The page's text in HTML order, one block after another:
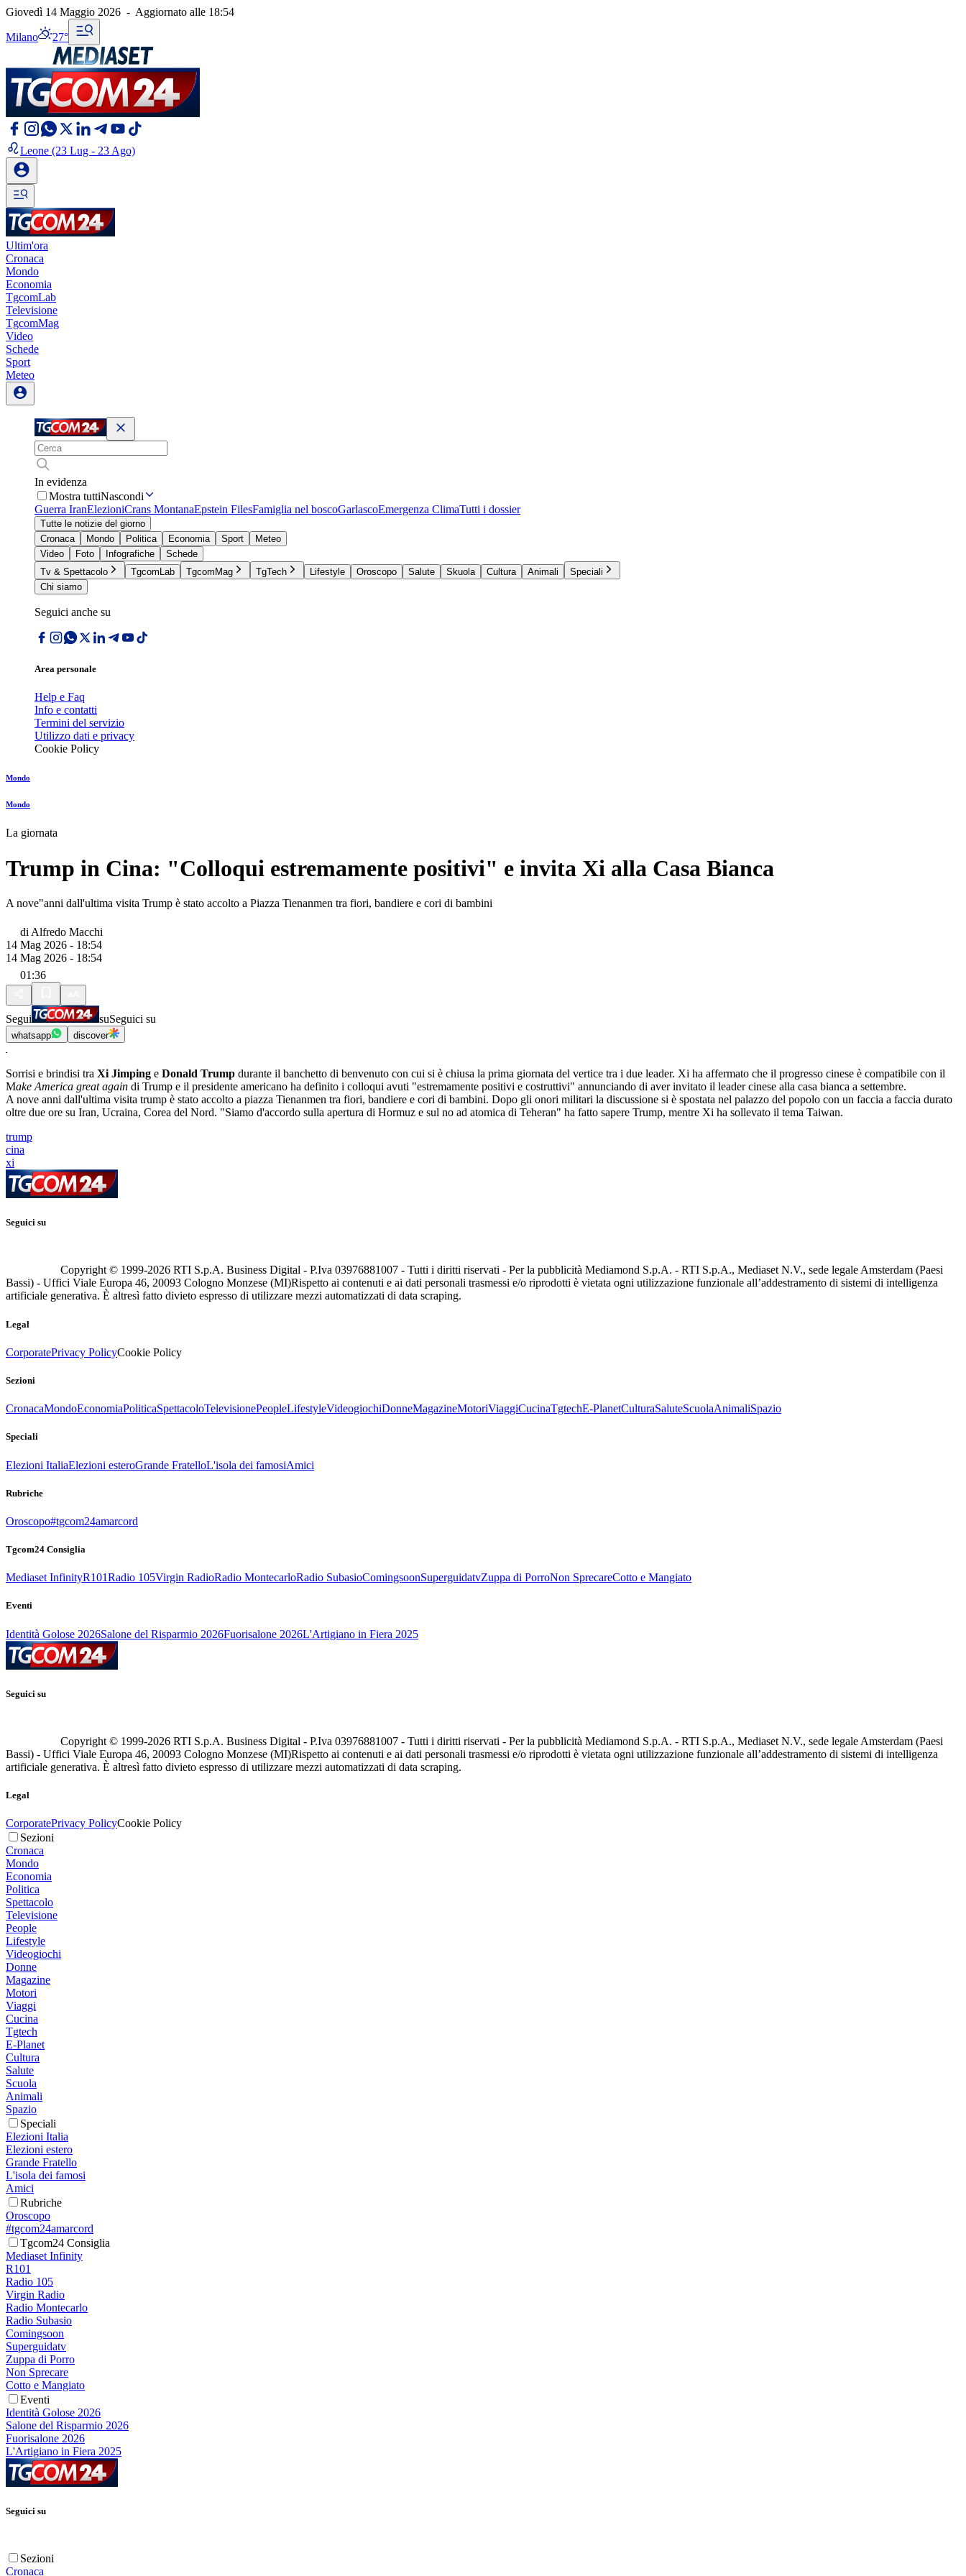
Giovedì 14 Maggio 2026 - Aggiornato alle 18:54
Milano 27°
Leone (23 Lug - 23 Ago)
Ultim'ora
Cronaca
Mondo
Economia
TgcomLab
Televisione
TgcomMag
Video
Schede
Sport
Meteo
In evidenza
Mostra tuttiNascondi
Guerra IranElezioniCrans MontanaEpstein FilesFamiglia nel boscoGarlascoEmergenza ClimaTutti i dossier
Tutte le notizie del giorno
Cronaca
Mondo Politica Economia Sport
Meteo
Video
Foto Infografiche
Schede
Tv & Spettacolo
TgcomLab TgcomMag TgTech Lifestyle Oroscopo Salute Skuola Cultura Animali
Speciali
Chi siamo
Seguici anche su
Area personale
Help e Faq
Info e contatti
Termini del servizio
Utilizzo dati e privacy
Cookie Policy
Mondo
Mondo
La giornata
Trump in Cina: "Colloqui estremamente positivi" e invita Xi alla Casa Bianca
A nove"anni dall'ultima visita Trump è stato accolto a Piazza Tienanmen tra fiori, bandiere e cori di bambini
di Alfredo Macchi
14 Mag 2026 - 18:54
14 Mag 2026 - 18:54
01:36
Segui suSeguici su
whatsapp discover
Sorrisi e brindisi tra Xi Jimping e Donald Trump durante il banchetto di benvenuto con cui si è chiusa la prima giornata del vertice tra i due leader. Xi ha affermato che il progresso cinese è compatibile con il
Make America great again di Trump e il presidente americano ha definito i colloqui avuti "estremamente positivi e costruttivi" annunciando di aver invitato il leader cinese alla casa bianca a settembre.
A nove anni dall'ultima visita trump è stato accolto a piazza Tienanmen tra fiori, bandiere e cori di bambini. Dopo gli onori militari la discussione si è spostata nel palazzo del popolo con un faccia a faccia durato
oltre due ore su Iran, Ucraina, Corea del Nord. "Siamo d'accordo sulla apertura di Hormuz e sul no ad atomica di Teheran" ha fatto sapere Trump, mentre Xi ha sollevato il tema Taiwan.
trump
cina
xi
Seguici su
Copyright © 1999-2026 RTI S.p.A. Business Digital - P.Iva 03976881007 - Tutti i diritti riservati - Per la pubblicità Mediamond S.p.A. - RTI S.p.A., Mediaset N.V., sede legale Amsterdam (Paesi
Bassi) - Uffici Viale Europa 46, 20093 Cologno Monzese (MI)Rispetto ai contenuti e ai dati personali trasmessi e/o riprodotti è vietata ogni utilizzazione funzionale all’addestramento di sistemi di intelligenza
artificiale generativa. È altresì fatto divieto espresso di utilizzare mezzi automatizzati di data scraping.
Legal
CorporatePrivacy PolicyCookie Policy
Sezioni
CronacaMondoEconomiaPoliticaSpettacoloTelevisionePeopleLifestyleVideogiochiDonneMagazineMotoriViaggiCucinaTgtechE-PlanetCulturaSaluteScuolaAnimaliSpazio
Speciali
Elezioni ItaliaElezioni esteroGrande FratelloL'isola dei famosiAmici
Rubriche
Oroscopo#tgcom24amarcord
Tgcom24 Consiglia
Mediaset InfinityR101Radio 105Virgin RadioRadio MontecarloRadio SubasioComingsoonSuperguidatvZuppa di PorroNon SprecareCotto e Mangiato
Eventi
Identità Golose 2026Salone del Risparmio 2026Fuorisalone 2026L'Artigiano in Fiera 2025
Seguici su
Copyright © 1999-2026 RTI S.p.A. Business Digital - P.Iva 03976881007 - Tutti i diritti riservati - Per la pubblicità Mediamond S.p.A. - RTI S.p.A., Mediaset N.V., sede legale Amsterdam (Paesi
Bassi) - Uffici Viale Europa 46, 20093 Cologno Monzese (MI)Rispetto ai contenuti e ai dati personali trasmessi e/o riprodotti è vietata ogni utilizzazione funzionale all’addestramento di sistemi di intelligenza
artificiale generativa. È altresì fatto divieto espresso di utilizzare mezzi automatizzati di data scraping.
Legal
CorporatePrivacy PolicyCookie Policy
Sezioni
Cronaca
Mondo
Economia
Politica
Spettacolo
Televisione
People
Lifestyle
Videogiochi
Donne
Magazine
Motori
Viaggi
Cucina
Tgtech
E-Planet
Cultura
Salute
Scuola
Animali
Spazio
Speciali
Elezioni Italia
Elezioni estero
Grande Fratello
L'isola dei famosi
Amici
Rubriche
Oroscopo
#tgcom24amarcord
Tgcom24 Consiglia
Mediaset Infinity
R101
Radio 105
Virgin Radio
Radio Montecarlo
Radio Subasio
Comingsoon
Superguidatv
Zuppa di Porro
Non Sprecare
Cotto e Mangiato
Eventi
Identità Golose 2026
Salone del Risparmio 2026
Fuorisalone 2026
L'Artigiano in Fiera 2025
Seguici su
Sezioni
Cronaca